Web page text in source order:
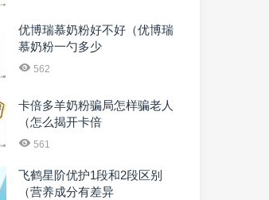
优博瑞慕奶粉好不好（优博瑞
慕奶粉一勺多少
562
卡倍多羊奶粉骗局怎样骗老人
（怎么揭开卡倍
561
飞鹤星阶优护1段和2段区别
（营养成分有差异